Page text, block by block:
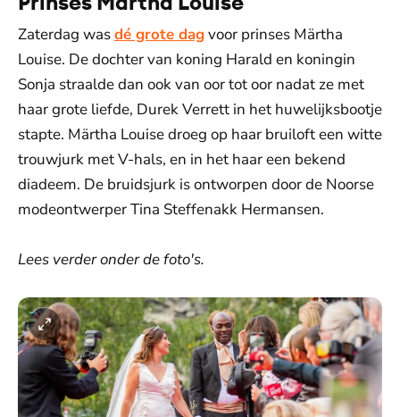
Zaterdag wasdé grote dagvoor prinses Märtha
Louise. De dochter van koning Harald en koningin
Sonja straalde dan ook van oor tot oor nadat ze met
haar grote liefde, Durek Verrett in het huwelijksbootje
stapte. Märtha Louise droeg op haar bruiloft een witte
trouwjurk met V-hals, en in het haar een bekend
diadeem. De bruidsjurk is ontworpen door de Noorse
modeontwerper Tina Steffenakk Hermansen.
Lees verder onder de foto's.